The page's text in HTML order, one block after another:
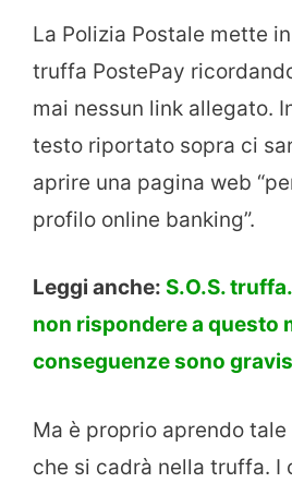
La Polizia Postale mette
truffa PostePay
mai nessun link allegato.
testo riportato sopra ci
aprire una pagina web
profilo online banking”.
Leggi anche: S.O.S.
non rispondere a questo
conseguenze sono
Ma è proprio aprendo
che si cadrà nella truffa. I